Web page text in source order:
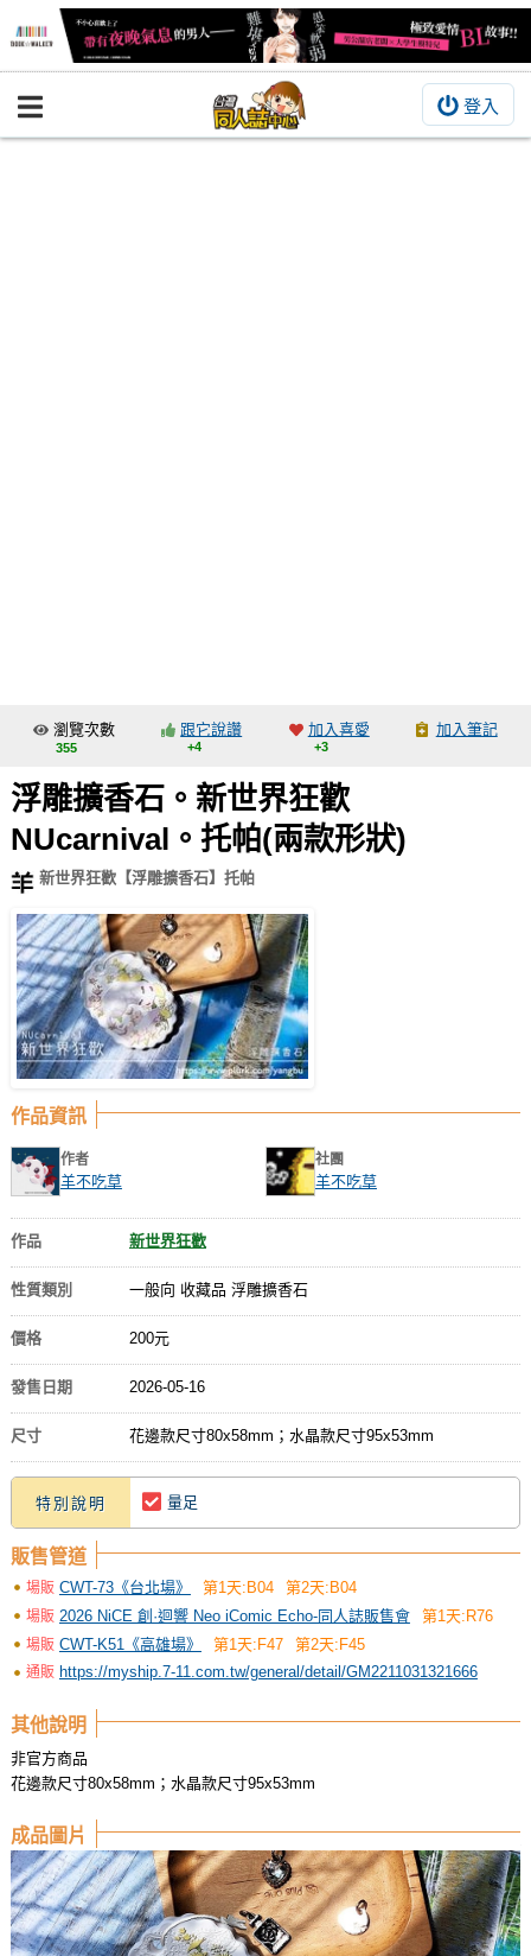
登入
BOOKY書集倉庫
交流中心
攤位轉讓區
會員功能選單
會員中心
登入
瀏覽次數
355
跟它說讚
+4
加入喜愛
+3
加入筆記
浮雕擴香石。新世界狂歡
NUcarnival。托帕(兩款形狀)
新世界狂歡【浮雕擴香石】托帕
作品資訊
作者
羊不吃草
社團
羊不吃草
作品 新世界狂歡
性質類別 一般向 收藏品 浮雕擴香石
價格 200元
發售日期 2026-05-16
尺寸 花邊款尺寸80x58mm；水晶款尺寸95x53mm
特別說明 量足
販售管道
場販 CWT-73《台北場》 第1天:B04 第2天:B04
場販 2026 NiCE 創·迴響 Neo iComic Echo-同人誌販售會 第1天:R76
場販 CWT-K51《高雄場》 第1天:F47 第2天:F45
通販 https://myship.7-11.com.tw/general/detail/GM2211031321666
其他說明
非官方商品
花邊款尺寸80x58mm；水晶款尺寸95x53mm
成品圖片